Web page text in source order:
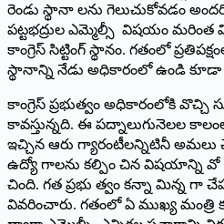
రెండు స్థానా లను గెలుచుకోవడం
పట్టభద్రుల ఎమ్మెల్సీ విషయం మరింత
కాంగ్రెస్‌ ‌సిట్టింగ్‌ ‌స్థానం. గతంలో
స్థానాన్ని నేడు అధికారంలో ఉండి కూడా
కాంగ్రెస్‌ ‌ప్రభుత్వం అధికారంలోకి వొచ్చి
కావస్తున్నది. ఈ పద్నాలుగునెలల
ఇచ్చిన ఆరు గ్యారంటీలన్నిటినీ అమలు
ఉద్యో గాలను కల్పిం చిన విషయాన్ని వో
చింది. గత ప్రభు త్వం కన్నా మిన్న గా
వివరించారు. గతంలో ఏ ముఖ్య